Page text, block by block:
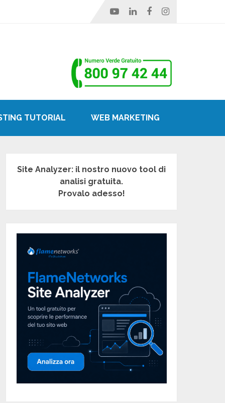
TUTORIAL WEB MARKETING
Site Analyzer: il nostro nuovo tool di
analisi gratuita.
Provalo adesso!